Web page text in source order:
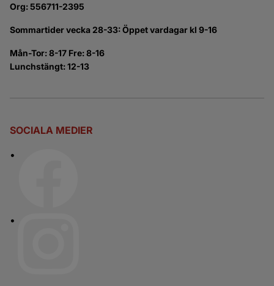
Org: 556711-2395
Sommartider vecka 28-33: Öppet vardagar kl 9-16
Mån-Tor: 8-17 Fre: 8-16
Lunchstängt: 12-13
SOCIALA MEDIER